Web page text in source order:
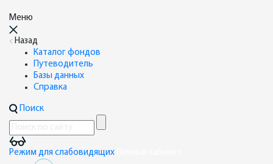
Меню
Назад
Каталог фондов
Путеводитель
Базы данных
Справка
Поиск
Режим для слабовидящих